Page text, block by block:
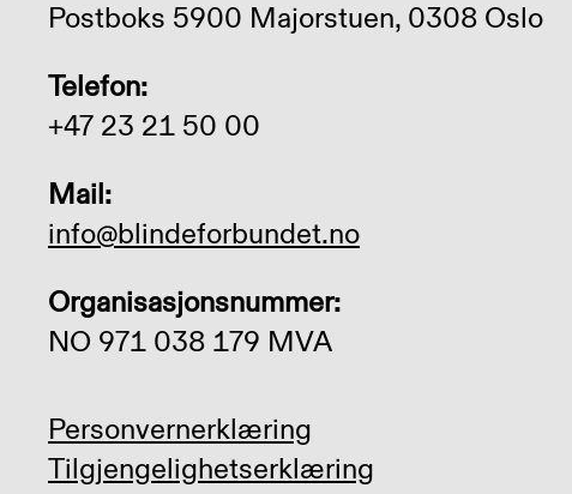
Postboks 5900 Majorstuen, 0308 Oslo
Telefon:
+47 23 21 50 00
Mail:
info@blindeforbundet.no
Organisasjonsnummer:
NO 971 038 179 MVA
Personvernerklæring
Tilgjengelighetserklæring